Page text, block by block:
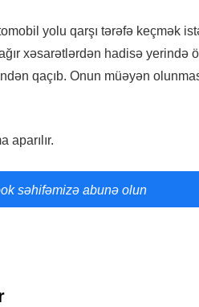
yolu qarşı tərəfə keçmək
xəsarətlərdən hadisə
qaçıb. Onun müəyən
aparılır.
səhifəmizə abunə olun